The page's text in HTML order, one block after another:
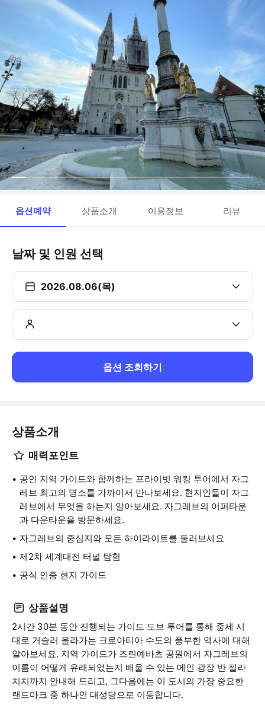
옵션예약 상품소개 이용정보 리뷰
날짜 및 인원 선택
2026.08.06(목)
옵션 조회하기
상품소개
매력포인트
공인 지역 가이드와 함께하는 프라이빗 워킹 투어에서 자그
레브 최고의 명소를 가까이서 만나보세요. 현지인들이 자그
레브에서 무엇을 하는지 알아보세요. 자그레브의 어퍼타운
과 다운타운을 방문하세요.
자그레브의 중심지와 모든 하이라이트를 둘러보세요
제2차 세계대전 터널 탐험
공식 인증 현지 가이드
상품설명
2시간 30분 동안 진행되는 가이드 도보 투어를 통해 중세 시
대로 거슬러 올라가는 크로아티아 수도의 풍부한 역사에 대해
알아보세요. 지역 가이드가 즈린예바츠 공원에서 자그레브의
이름이 어떻게 유래되었는지 배울 수 있는 메인 광장 반 젤라
치치까지 안내해 드리고, 그다음에는 이 도시의 가장 중요한
랜드마크 중 하나인 대성당으로 이동합니다.